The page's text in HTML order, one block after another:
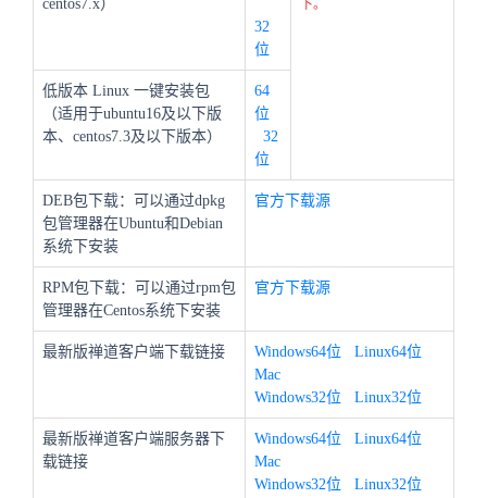
centos7.x）
32
位
下。
低版本 Linux 一键安装包
（适用于ubuntu16及以下版
本、centos7.3及以下版本）
64
位
32
位
DEB包下载：可以通过dpkg
包管理器在Ubuntu和Debian
系统下安装
官方下载源
RPM包下载：可以通过rpm包
管理器在Centos系统下安装
官方下载源
最新版禅道客户端下载链接 Windows64位
Linux64位
Mac
Windows32位
Linux32位
最新版禅道客户端服务器下
载链接
Windows64位
Linux64位
Mac
Windows32位
Linux32位